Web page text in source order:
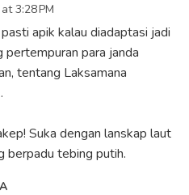
3:28 PM
apik kalau diadaptasi jadi
para janda
tentang Laksamana
Suka dengan lanskap laut
berpadu tebing putih.